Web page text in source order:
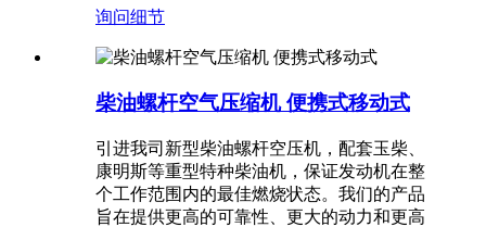
询问细节
柴油螺杆空气压缩机 便携式移动式
引进我司新型柴油螺杆空压机，配套玉柴、
康明斯等重型特种柴油机，保证发动机在整
个工作范围内的最佳燃烧状态。我们的产品
旨在提供更高的可靠性、更大的动力和更高